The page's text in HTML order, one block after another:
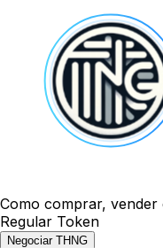
Como comprar,
Regular Token
Negociar THNG